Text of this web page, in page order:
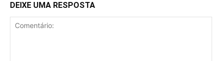
DEIXE UMA RESPOSTA